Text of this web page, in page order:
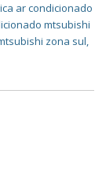
ar condicionado
mtsubishi
zona sul,